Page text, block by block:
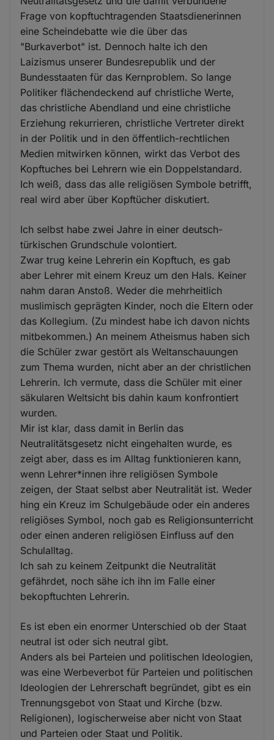
Frage von kopftuchtragenden Staatsdienerinnen
eine Scheindebatte wie die über das
"Burkaverbot" ist. Dennoch halte ich den
Laizismus unserer Bundesrepublik und der
Bundesstaaten für das Kernproblem. So lange
Politiker flächendeckend auf christliche Werte,
das christliche Abendland und eine christliche
Erziehung rekurrieren, christliche Vertreter direkt
in der Politik und in den öffentlich-rechtlichen
Medien mitwirken können, wirkt das Verbot des
Kopftuches bei Lehrern wie ein Doppelstandard.
Ich weiß, dass das alle religiösen Symbole betrifft,
real wird aber über Kopftücher diskutiert.
Ich selbst habe zwei Jahre in einer deutsch-
türkischen Grundschule volontiert.
Zwar trug keine Lehrerin ein Kopftuch, es gab
aber Lehrer mit einem Kreuz um den Hals. Keiner
nahm daran Anstoß. Weder die mehrheitlich
muslimisch geprägten Kinder, noch die Eltern oder
das Kollegium. (Zu mindest habe ich davon nichts
mitbekommen.) An meinem Atheismus haben sich
die Schüler zwar gestört als Weltanschauungen
zum Thema wurden, nicht aber an der christlichen
Lehrerin. Ich vermute, dass die Schüler mit einer
säkularen Weltsicht bis dahin kaum konfrontiert
wurden.
Mir ist klar, dass damit in Berlin das
Neutralitätsgesetz nicht eingehalten wurde, es
zeigt aber, dass es im Alltag funktionieren kann,
wenn Lehrer*innen ihre religiösen Symbole
zeigen, der Staat selbst aber Neutralität ist. Weder
hing ein Kreuz im Schulgebäude oder ein anderes
religiöses Symbol, noch gab es Religionsunterricht
oder einen anderen religiösen Einfluss auf den
Schulalltag.
Ich sah zu keinem Zeitpunkt die Neutralität
gefährdet, noch sähe ich ihn im Falle einer
bekopftuchten Lehrerin.
Es ist eben ein enormer Unterschied ob der Staat
neutral ist oder sich neutral gibt.
Anders als bei Parteien und politischen Ideologien,
was eine Werbeverbot für Parteien und politischen
Ideologien der Lehrerschaft begründet, gibt es ein
Trennungsgebot von Staat und Kirche (bzw.
Religionen), logischerweise aber nicht von Staat
und Parteien oder Staat und Politik.